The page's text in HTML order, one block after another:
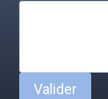
Valider